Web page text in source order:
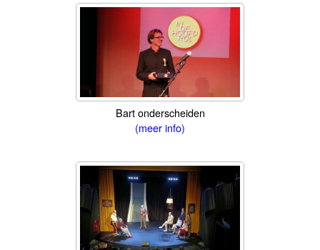
Bart onderscheiden
(meer info)